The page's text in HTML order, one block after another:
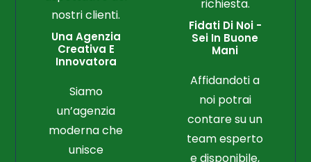
nostri clienti.
Una Agenzia
Creativa E
Innovatora
Siamo
un’agenzia
moderna che
unisce
richiesta.
Fidati Di Noi -
Sei In Buone
Mani
Affidandoti a
noi potrai
contare su un
team esperto
e disponibile,